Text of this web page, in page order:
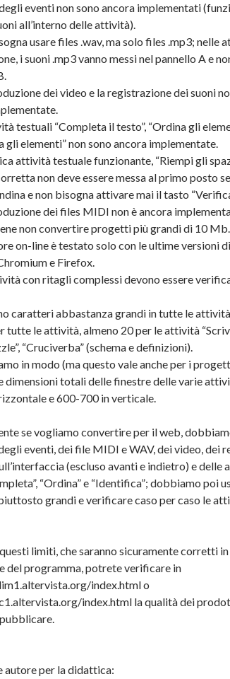
eventi non sono ancora implementati
all’interno delle attività).
usare files .wav, ma solo files .mp3; nelle
i suoni .mp3 vanno messi nel pannello A e
dei video e la registrazione dei suoni
testuali “Completa il testo”, “Ordina gli
gli elementi” non sono ancora implementate.
attività testuale funzionante, “Riempi gli
non deve essere messa al primo posto
e non bisogna attivare mai il tasto
dei files MIDI non è ancora
non convertire progetti più grandi di 10 Mb.
on-line è testato solo con le ultime versioni di
e Firefox.
con ritagli complessi devono essere
caratteri abbastanza grandi in tutte le
tutte le attività, almeno 20 per le attività
“Cruciverba” (schema e definizioni).
in modo (ma questo vale anche per i
dimensioni totali delle finestre delle varie
e 600-700 in verticale.
se vogliamo convertire per il web,
eventi, dei file MIDI e WAV, dei video, dei
(escluso avanti e indietro) e delle
“Ordina” e “Identifica”; dobbiamo poi
grandi e verificare caso per caso le
limiti, che saranno sicuramente corretti
del programma, potrete verificare in
index.html o
index.html la qualità dei
autore per la didattica: